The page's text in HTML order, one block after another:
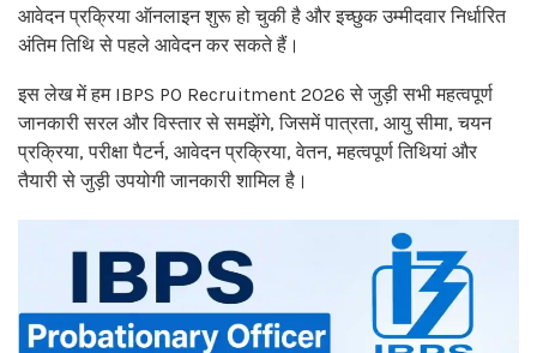
आवेदन प्रक्रिया ऑनलाइन शुरू हो चुकी है और इच्छुक उम्मीदवार निर्धारित
अंतिम तिथि से पहले आवेदन कर सकते हैं।
इस लेख में हम IBPS PO Recruitment 2026 से जुड़ी सभी महत्वपूर्ण
जानकारी सरल और विस्तार से समझेंगे, जिसमें पात्रता, आयु सीमा, चयन
प्रक्रिया, परीक्षा पैटर्न, आवेदन प्रक्रिया, वेतन, महत्वपूर्ण तिथियां और
तैयारी से जुड़ी उपयोगी जानकारी शामिल है।